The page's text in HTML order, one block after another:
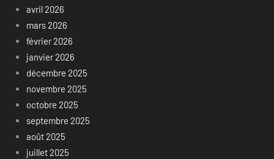
avril 2026
mars 2026
février 2026
janvier 2026
décembre 2025
novembre 2025
octobre 2025
septembre 2025
août 2025
juillet 2025